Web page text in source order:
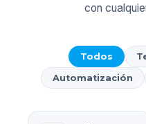
con
Todos
Automatización